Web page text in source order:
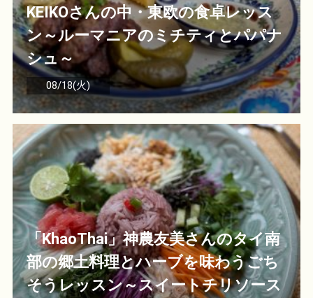
KEIKOさんの中・東欧の食卓レッス
ン～ルーマニアのミチティとパパナ
シュ～
08/18(火)
「KhaoThai」神農友美さんのタイ南
部の郷土料理とハーブを味わうごち
そうレッスン～スイートチリソース